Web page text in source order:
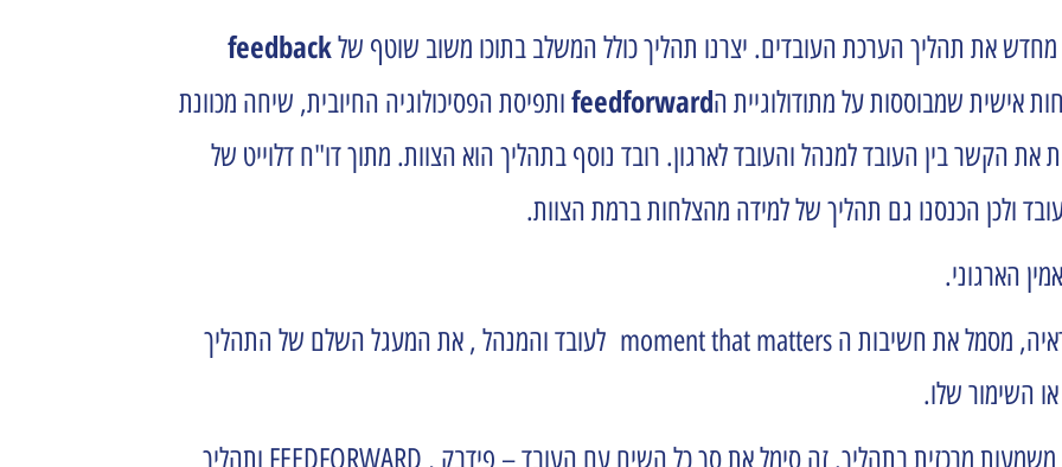
את תהליך הערכת העובדים. יצרנו תהליך כולל המשלב בתוכו משוב שוטף שלfeedback
אישית שמבוססות על מתודולוגיית הfeedforward ותפיסת הפסיכולוגיה החיובית, שיחה מכוונת
הקשר בין העובד למנהל והעובד לארגון. רובד נוסף בתהליך הוא הצוות. מתוך דו"ח דלוייט של
ולכן הכנסנו גם תהליך של למידה מהצלחות ברמת הצוות.
הארגוני.
הגדרנו את התהליך כ I TO EYE – שימוש במושג מעולם הראיה, מסמל את חשיבות ה moment that matters לעובד והמנהל , את המעגל השלם של התהליך
השימור שלו.
הסלוגן של שמיר Perfect Vision. Personal touch. קיבל משמעות מרכזית בתהליך. זה סימל את סך כל השיח עם העובד – פידבק , FEEDFORWARD ותהליך